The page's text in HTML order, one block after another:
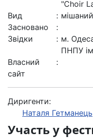
"Сhoir
Вид
:
Засновано
:
Звідки
: м.
ПНПУ
Власний
сайт
:
Диригенти:
Наталя Гетманець
Участь у